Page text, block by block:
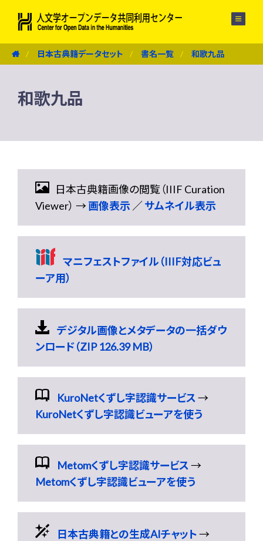
日本古典籍データセット 書名一覧 和歌九品
和歌九品
日本古典籍画像の閲覧（IIIF Curation
Viewer） →画像表示 ／サムネイル表示
マニフェストファイル（IIIF対応ビュ
ーア用）
デジタル画像とメタデータの一括ダウ
ンロード（ZIP 126.39 MB）
KuroNetくずし字認識サービス→
KuroNetくずし字認識ビューアを使う
Metomくずし字認識サービス→
Metomくずし字認識ビューアを使う
日本古典籍との生成AIチャット→